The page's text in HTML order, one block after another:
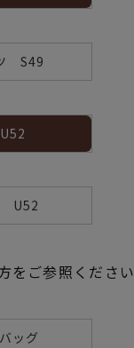
S49
U52
をご参照ください
ッグ